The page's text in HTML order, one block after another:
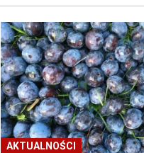
AKTUALNOŚCI